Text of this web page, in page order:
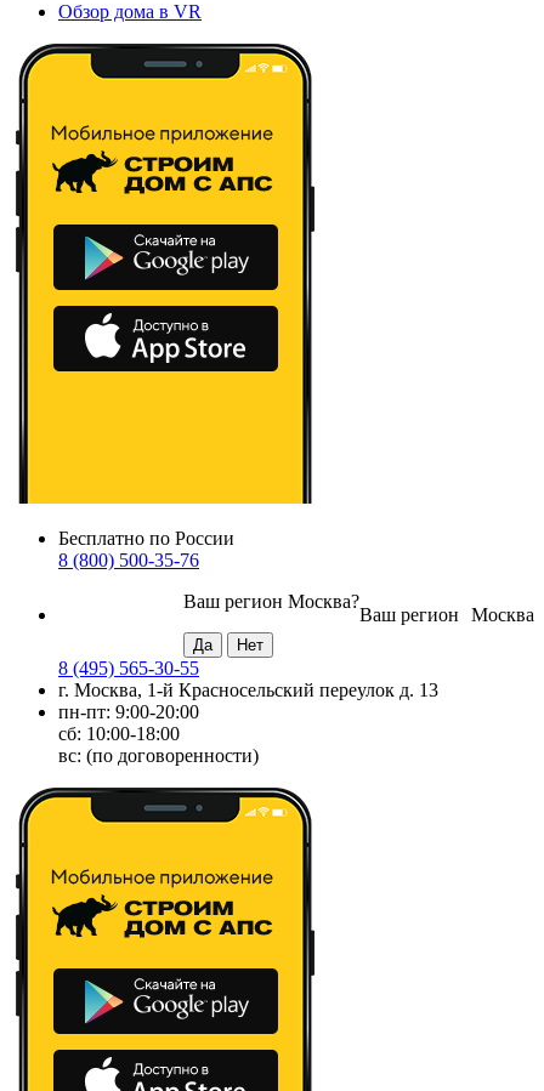
Обзор дома в VR
Бесплатно по России
8 (800) 500-35-76
Москва
Ваш регион
Ваш регион Москва?
8 (495) 565-30-55
г. Москва, 1-й Красносельский переулок д. 13
пн-пт: 9:00-20:00
сб: 10:00-18:00
вс: (по договоренности)